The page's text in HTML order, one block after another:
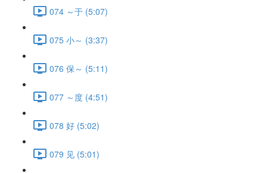
074 ～于 (5:07)
075 小～ (3:37)
076 保～ (5:11)
077 ～度 (4:51)
078 好 (5:02)
079 见 (5:01)